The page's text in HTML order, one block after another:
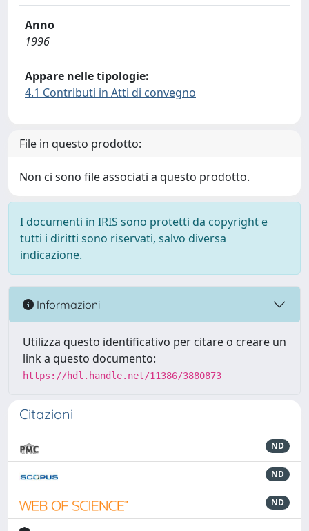
Anno
1996
Appare nelle tipologie:
4.1 Contributi in Atti di convegno
File in questo prodotto:
Non ci sono file associati a questo prodotto.
I documenti in IRIS sono protetti da copyright e
tutti i diritti sono riservati, salvo diversa
indicazione.
Informazioni
Utilizza questo identificativo per citare o creare un
link a questo documento:
https://hdl.handle.net/11386/3880873
Citazioni
ND
ND
ND